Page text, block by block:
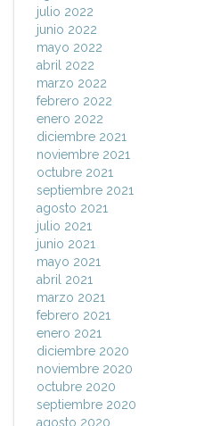
julio 2022
junio 2022
mayo 2022
abril 2022
marzo 2022
febrero 2022
enero 2022
diciembre 2021
noviembre 2021
octubre 2021
septiembre 2021
agosto 2021
julio 2021
junio 2021
mayo 2021
abril 2021
marzo 2021
febrero 2021
enero 2021
diciembre 2020
noviembre 2020
octubre 2020
septiembre 2020
agosto 2020